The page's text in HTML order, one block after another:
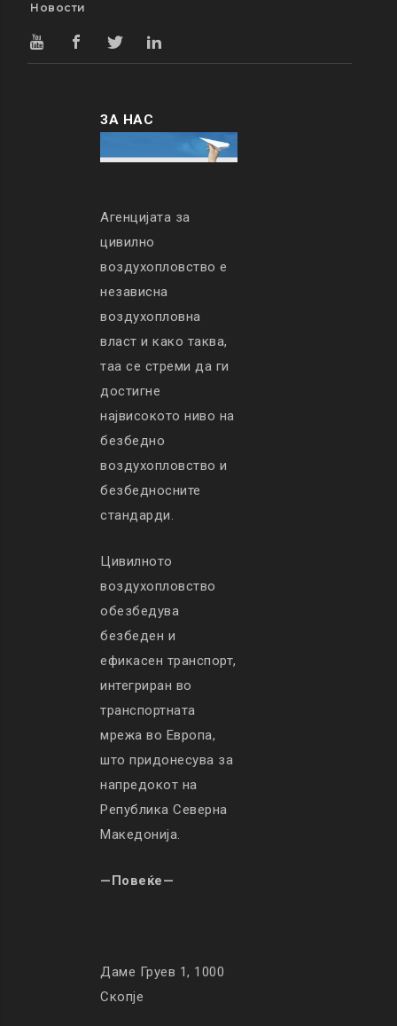
Новости
ЗА НАС
Агенцијата за
цивилно
воздухопловство е
независна
воздухопловна
власт и како таква,
таа се стреми да ги
достигне
највисокото ниво на
безбедно
воздухопловство и
безбедносните
стандарди.
Цивилното
воздухопловство
обезбедува
безбеден и
ефикасен транспорт,
интегриран во
транспортната
мрежа во Европа,
што придонесува за
напредокот на
Република Северна
Македонија.
—Повеќе—
Даме Груев 1, 1000
Скопје